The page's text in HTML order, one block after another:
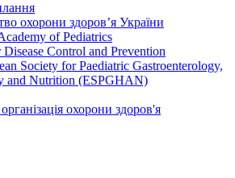
охорони здоров’я України
of Pediatrics
Disease Control and Prevention
Society for Paediatric Gastroenterology,
and Nutrition (ESPGHAN)
охорони здоров'я